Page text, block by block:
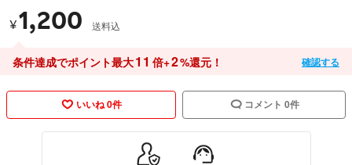
¥1,200 送料込
条件達成でポイント最大11 倍+2%還元！ 確認する
いいね 0件 コメント 0件